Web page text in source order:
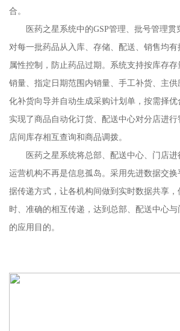
合。
医药之星系统中的GSP管理、批号管理贯
对每一批药品从入库、存储、配送、销售均
属性控制，防止药品过期。系统支持按库存存
销量、指定日期范围内销量、手工补货、主
化补货向导并自动生成采购计划单，按需择
实现了商品自动化订货、配送中心对分店进
店间库存相互查询和商品调拨。
医药之星系统将总部、配送中心、门店进
运营机构不再是信息孤岛。采用先进数据交
据传递方式，让各机构间做到实时数据共享，
时、准确的相互传递，达到总部、配送中心
的应用目的。